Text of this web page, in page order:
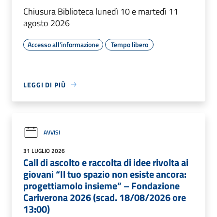
Chiusura Biblioteca lunedì 10 e martedì 11
agosto 2026
Accesso all'informazione Tempo libero
LEGGI DI PIÙ
AVVISI
31 LUGLIO 2026
Call di ascolto e raccolta di idee rivolta ai
giovani “Il tuo spazio non esiste ancora:
progettiamolo insieme” – Fondazione
Cariverona 2026 (scad. 18/08/2026 ore
13:00)